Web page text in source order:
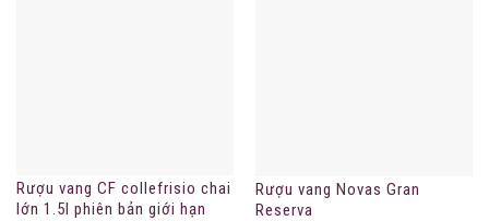
Rượu vang CF collefrisio chai
lớn 1.5l phiên bản giới hạn
Rượu vang Novas Gran
Reserva